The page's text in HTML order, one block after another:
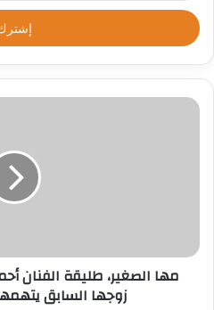
خ
ل
ر
د
ر
مها الصغير، طليقة الفنان
زوجها السابق